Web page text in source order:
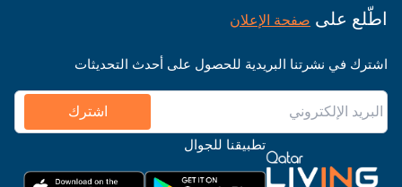
اطّلع على صفحة الإعلان
اشترك في نشرتنا البريدية للحصول على أحدث التحديثات
اشترك
تطبيقنا للجوال